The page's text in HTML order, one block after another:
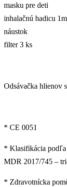
masku pre deti
inhalačnú hadicu 1m
náustok
filter 3 ks
Odsávačka hlienov
* CE 0051
* Klasifikácia podľa
MDR 2017/745 –
* Zdravotnícka